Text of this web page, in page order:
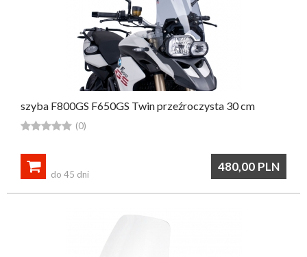
szyba F800GS F650GS Twin przeźroczysta 30 cm
 (0)
480,00 PLN

do 45 dni